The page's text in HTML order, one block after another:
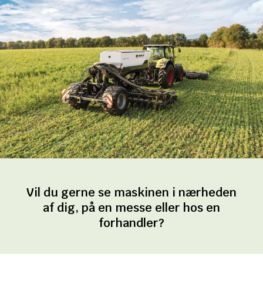
Vil du gerne se maskinen i nærheden
af dig, på en messe eller hos en
forhandler?